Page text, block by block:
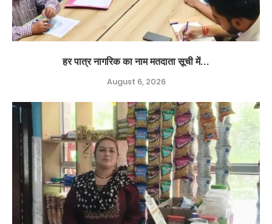
हर पात्र नागरिक का नाम मतदाता सूची में...
August 6, 2026